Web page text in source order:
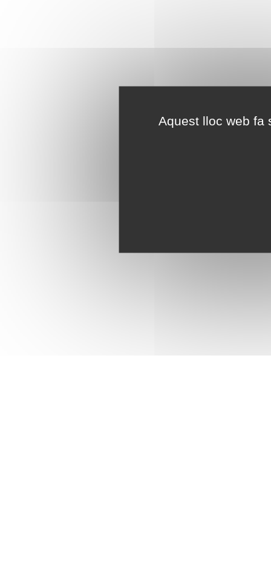
Aquest lloc web fa